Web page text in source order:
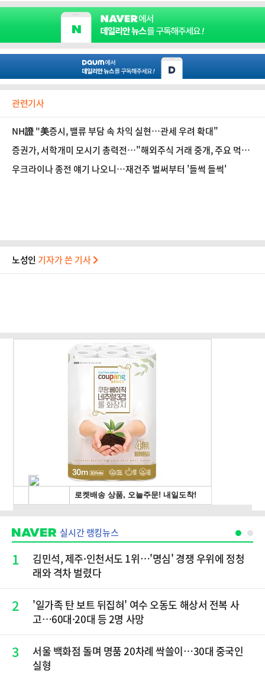
관련기사
NH證 "美증시, 밸류 부담 속 차익 실현…관세 우려 확대"
증권가, 서학개미 모시기 총력전…"해외주식 거래 중개, 주요 먹거
리"
우크라이나 종전 얘기 나오니…재건주 벌써부터 '들썩 들썩'
노성인 기자가 쓴 기사
실시간 랭킹뉴스
1
김민석, 제주·인천서도 1위…'명심' 경쟁 우위에 정청
래와 격차 벌렸다
2
'일가족 탄 보트 뒤집혀' 여수 오동도 해상서 전복 사
고…60대·20대 등 2명 사망
3
서울 백화점 돌며 명품 20차례 싹쓸이…30대 중국인
실형